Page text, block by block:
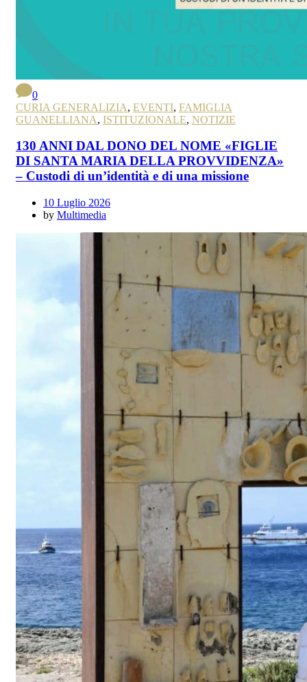
0
CURIA GENERALIZIA, EVENTI, FAMIGLIA
GUANELLIANA, ISTITUZIONALE, NOTIZIE
130 ANNI DAL DONO DEL NOME «FIGLIE
DI SANTA MARIA DELLA PROVVIDENZA»
– Custodi di un’identità e di una missione
10 Luglio 2026
by Multimedia